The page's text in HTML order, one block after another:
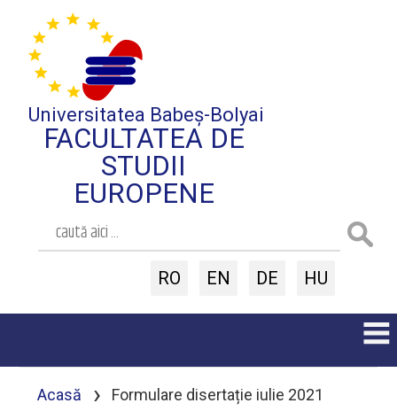
Universitatea Babeș-Bolyai
FACULTATEA DE
STUDII
EUROPENE
RO EN DE HU
Acasă › Formulare disertație iulie 2021